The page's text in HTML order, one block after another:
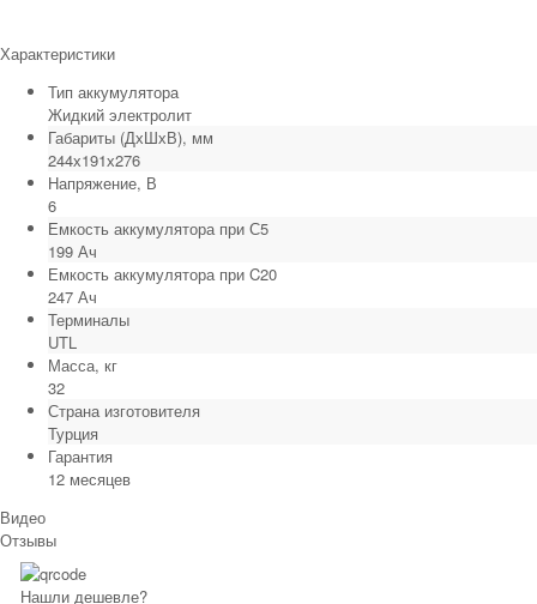
Характеристики
Тип аккумулятора
Жидкий электролит
Габариты (ДхШхВ), мм
244х191х276
Напряжение, В
6
Емкость аккумулятора при С5
199 Ач
Емкость аккумулятора при C20
247 Ач
Терминалы
UTL
Масса, кг
32
Страна изготовителя
Турция
Гарантия
12 месяцев
Видео
Отзывы
Нашли дешевле?